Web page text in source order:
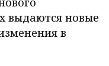
выдаются новые
в